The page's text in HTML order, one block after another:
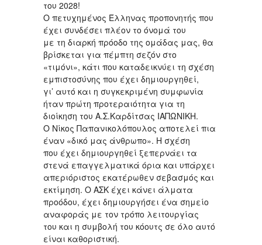
του 2028!
Ο πετυχημένος Έλληνας προπονητής που
έχει συνδέσει πλέον το όνομά του
με τη διαρκή πρόοδο της ομάδας μας, θα
βρίσκεται για πέμπτη σεζόν στο
«τιμόνι», κάτι που καταδεικνύει τη σχέση
εμπιστοσύνης που έχει δημιουργηθεί,
γι’ αυτό και η συγκεκριμένη συμφωνία
ήταν πρώτη προτεραιότητα για τη
διοίκηση του Α.Σ.Καρδίτσας ΙΑΠΩΝΙΚΗ.
Ο Νίκος Παπανικολόπουλος αποτελεί πια
έναν «δικό μας άνθρωπο». Η σχέση
που έχει δημιουργηθεί ξεπερνάει τα
στενά επαγγελματικά όρια και υπάρχει
απεριόριστος εκατέρωθεν σεβασμός και
εκτίμηση. Ο ΑΣΚ έχει κάνει άλματα
προόδου, έχει δημιουργήσει ένα σημείο
αναφοράς με τον τρόπο λειτουργίας
του και η συμβολή του κόουτς σε όλο αυτό
είναι καθοριστική.